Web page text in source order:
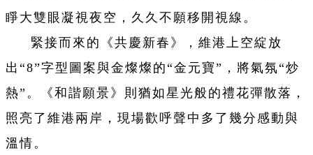
睜大雙眼凝視夜空，久久不願移開視線。
緊接而來的《共慶新春》，維港上空綻放
出“8”字型圖案與金燦燦的“金元寶”，將氣氛“炒
熱”。《和諧願景》則猶如星光般的禮花彈散落，
照亮了維港兩岸，現場歡呼聲中多了幾分感動與
溫情。